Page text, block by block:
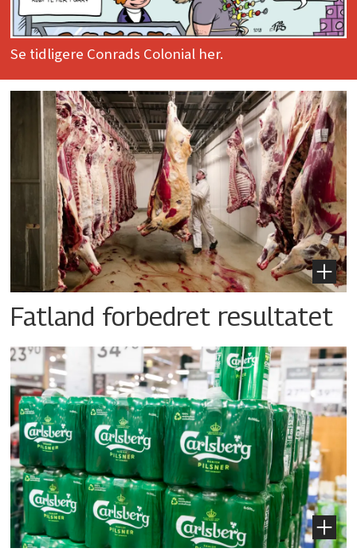
Se tidligere Conrads Colonial her.
Fatland forbedret resultatet